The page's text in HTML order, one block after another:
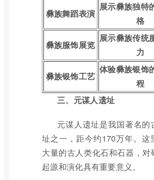
彝族舞蹈表演
展示彝族独特
格
彝族服饰展览
展示彝族传统
力
彝族银饰工艺
体验彝族银饰
程
三、元谋人遗址
元谋人遗址是我国著名的
址之一，距今约170万年。这
大量的古人类化石和石器，对
起源和演化具有重要意义。